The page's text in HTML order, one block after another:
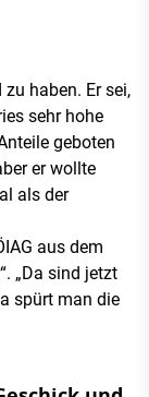
haben. Er sei,
sehr hohe
geboten
er wollte
als der
aus dem
„Da sind jetzt
spürt man die